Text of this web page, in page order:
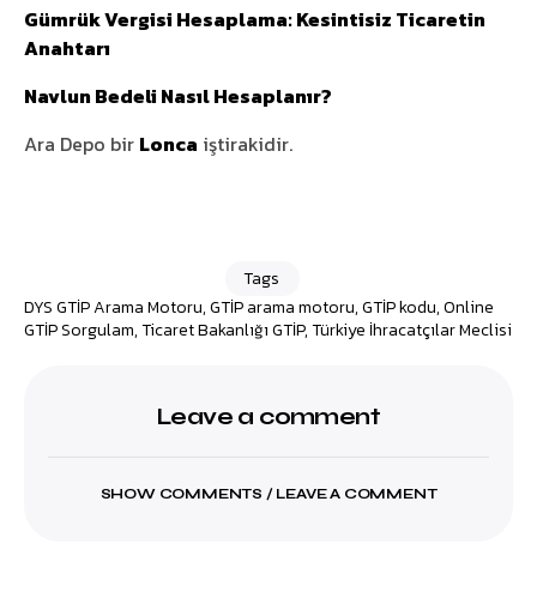
Gümrük Vergisi Hesaplama: Kesintisiz Ticaretin
Anahtarı
Navlun Bedeli Nasıl Hesaplanır?
Ara Depo bir Lonca iştirakidir.
Tags
DYS GTİP Arama Motoru,GTİP arama motoru,GTİP kodu,Online
GTİP Sorgulam,Ticaret Bakanlığı GTİP,Türkiye İhracatçılar Meclisi
Leave a comment
SHOW COMMENTS / LEAVE A COMMENT